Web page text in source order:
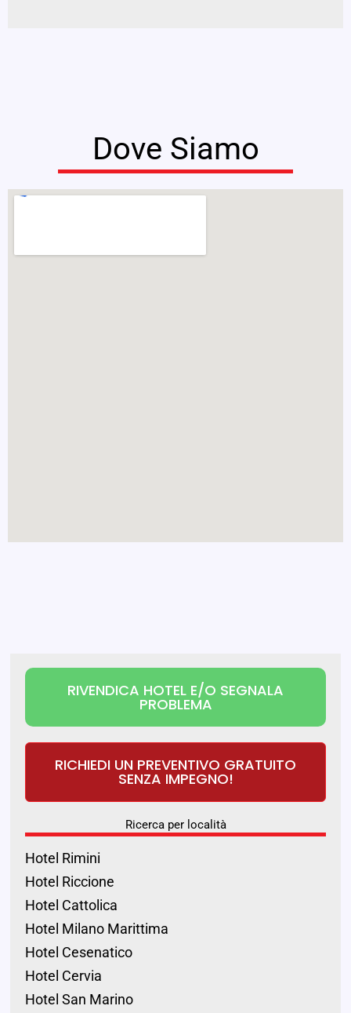
Dove Siamo
RIVENDICA HOTEL E/O SEGNALA
PROBLEMA
RICHIEDI UN PREVENTIVO GRATUITO
SENZA IMPEGNO!
Ricerca per località
Hotel Rimini
Hotel Riccione
Hotel Cattolica
Hotel Milano Marittima
Hotel Cesenatico
Hotel Cervia
Hotel San Marino